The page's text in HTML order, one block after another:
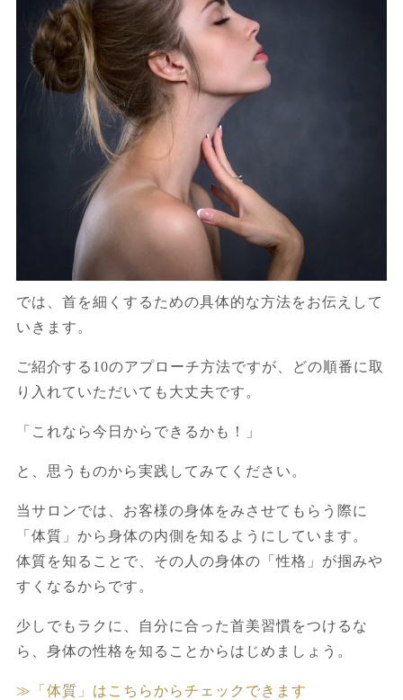
では、首を細くするための具体的な方法をお伝えして
いきます。
ご紹介する10のアプローチ方法ですが、どの順番に取
り入れていただいても大丈夫です。
「これなら今日からできるかも！」
と、思うものから実践してみてください。
当サロンでは、お客様の身体をみさせてもらう際に
「体質」から身体の内側を知るようにしています。
体質を知ることで、その人の身体の「性格」が掴みや
すくなるからです。
少しでもラクに、自分に合った首美習慣をつけるな
ら、身体の性格を知ることからはじめましょう。
≫「体質」はこちらからチェックできます